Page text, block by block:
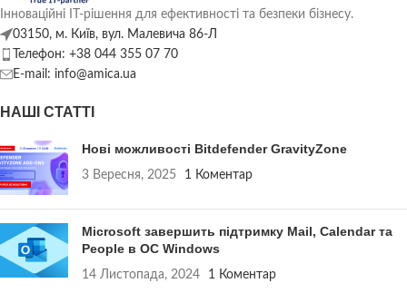
Інноваційні ІТ-рішення для ефективності та безпеки бізнесу.
03150, м. Київ, вул. Малевича 86-Л
Телефон: +38 044 355 07 70
E-mail: info@amica.ua
НАШІ СТАТТІ
Нові можливості Bitdefender GravityZone
3 Вересня, 2025 1 Коментар
Microsoft завершить підтримку Mail, Calendar та
People в ОС Windows
14 Листопада, 2024 1 Коментар